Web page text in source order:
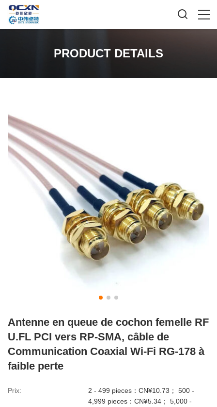
PRODUCT DETAILS
Antenne en queue de cochon femelle RF
U.FL PCI vers RP-SMA, câble de
Communication Coaxial Wi-Fi RG-178 à
faible perte
Prix:
2 - 499 pieces：CN¥10.73； 500 -
4,999 pieces：CN¥5.34； 5,000 -